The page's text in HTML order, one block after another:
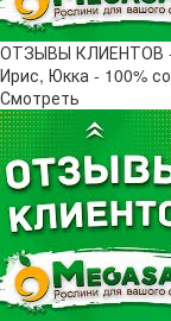
ОТЗЫВЫ КЛИЕНТОВ
Ирис, Юкка - 100%
Смотреть